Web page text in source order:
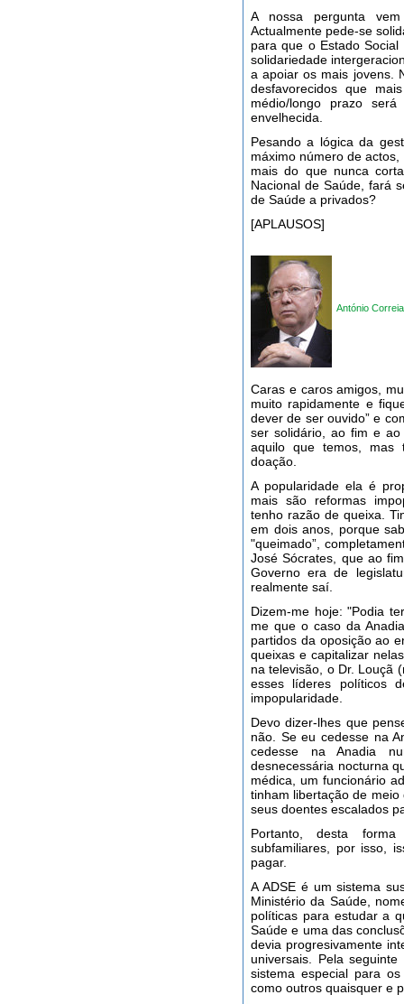
A nossa pergunta
Actualmente pede-se
para que o Estado
solidariedade
a apoiar os mais jovens.
desfavorecidos que
médio/longo prazo
envelhecida.
Pesando a lógica da
máximo número de
mais do que nunca
Nacional de Saúde, fará
de Saúde a privados?
[APLAUSOS]
António
Caras e caros amigos,
muito rapidamente e
dever de ser ouvido” e
ser solidário, ao fim e ao
aquilo que temos, mas
doação.
A popularidade ela é
mais são reformas
tenho razão de queixa.
em dois anos, porque
"queimado”,
José Sócrates, que ao
Governo era de
realmente saí.
Dizem-me hoje: "Podia
me que o caso da
partidos da oposição ao
queixas e capitalizar
na televisão, o Dr. Louçã
esses líderes políticos
impopularidade.
Devo dizer-lhes que
não. Se eu cedesse na
cedesse na Anadia
desnecessária nocturna
médica, um funcionário
tinham libertação de
seus doentes escalados
Portanto, desta
subfamiliares, por isso,
pagar.
A ADSE é um sistema
Ministério da Saúde,
políticas para estudar a
Saúde e uma das
devia progresivamente
universais. Pela
sistema especial para
como outros quaisquer e